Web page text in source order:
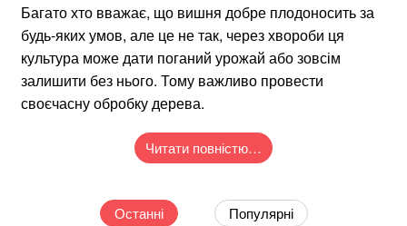
Багато хто вважає, що вишня добре плодоносить за
будь-яких умов, але це не так, через хвороби ця
культура може дати поганий урожай або зовсім
залишити без нього. Тому важливо провести
своєчасну обробку дерева.
Читати повністю…
Останні Популярні